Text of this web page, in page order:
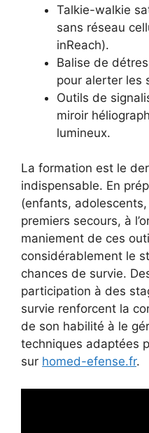
Talkie-walkie
sans réseau
inReach).
Balise de
pour alerter les
Outils de
miroir
lumineux.
La formation est le
indispensable. En
(enfants,
premiers secours, à
maniement de ces
considérablement le
chances de survie.
participation à des
survie renforcent la
de son habilité à le
techniques adaptées
sur homed-efense.fr.